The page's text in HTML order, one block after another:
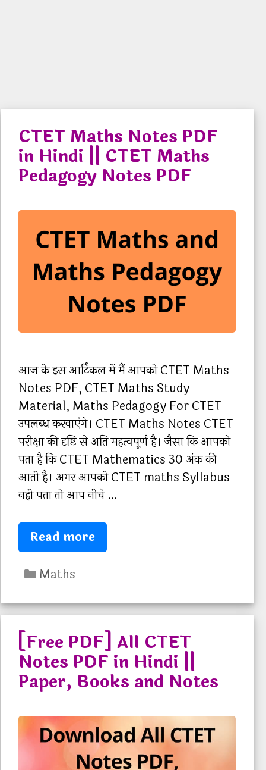
CTET Maths Notes PDF
in Hindi || CTET Maths
Pedagogy Notes PDF
आज के इस आर्टिकल में मैं आपको CTET Maths
Notes PDF, CTET Maths Study
Material, Maths Pedagogy For CTET
उपलब्ध करवाएंगे। CTET Maths Notes CTET
परीक्षा की दृष्टि से अति महत्वपूर्ण है। जैसा कि आपको
पता है कि CTET Mathematics 30 अंक की
आती है। अगर आपको CTET maths Syllabus
नही पता तो आप नीचे …
Read moreC
T
M
t
h
s
o
t
e
C
t
g
o
r
i
e
s
Maths
[Free PDF] All CTET
Notes PDF in Hindi ||
Paper, Books and Notes